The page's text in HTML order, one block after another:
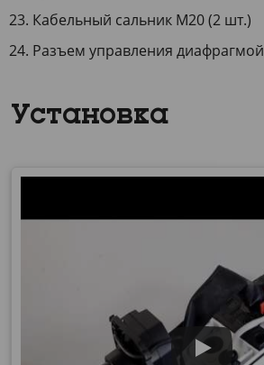
Кабельный сальник M20 (2 шт.)
Разъем управления диафрагмой
Установка